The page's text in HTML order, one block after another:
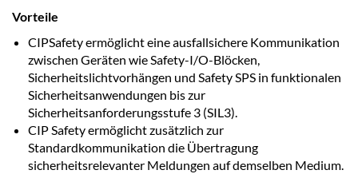
Vorteile
CIPSafety ermöglicht eine ausfallsichere Kommunikation
zwischen Geräten wie Safety-I/O-Blöcken,
Sicherheitslichtvorhängen und Safety SPS in funktionalen
Sicherheitsanwendungen bis zur
Sicherheitsanforderungsstufe 3 (SIL3).
CIP Safety ermöglicht zusätzlich zur
Standardkommunikation die Übertragung
sicherheitsrelevanter Meldungen auf demselben Medium.